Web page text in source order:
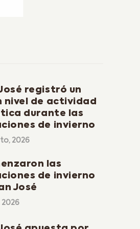
registró un
nivel de actividad
durante las
de invierno
2026
las
de invierno
José
2026